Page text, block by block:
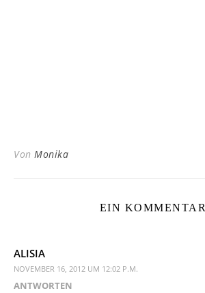
Von Monika
EIN KOMMENTAR
ALISIA
NOVEMBER 16, 2012 UM 12:02 P.M.
ANTWORTEN